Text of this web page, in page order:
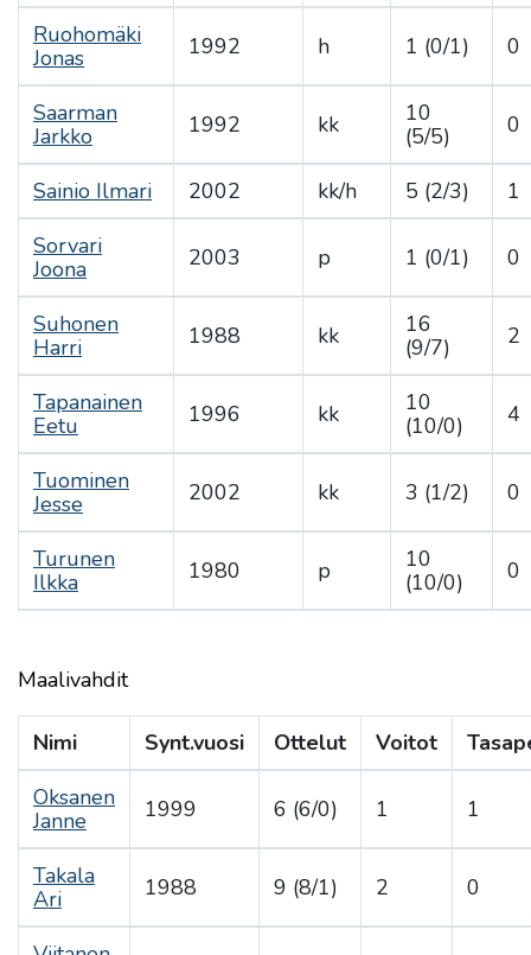
Ruohomäki
Jonas
1992 h 1 (0/1) 0
Saarman
Jarkko
1992 kk
10
(5/5)
0
Sainio Ilmari 2002 kk/h 5 (2/3)
1
Sorvari
Joona
2003 p 1 (0/1) 0
Suhonen
Harri
1988 kk
16
(9/7)
2
Tapanainen
Eetu
1996 kk
10
(10/0)
4
Tuominen
Jesse
2002 kk 3 (1/2) 0
Turunen
Ilkka
1980 p
10
(10/0)
0
Maalivahdit
Nimi Synt.vuosi Ottelut Voitot
Oksanen
Janne
1999 6 (6/0) 1 1
Takala
Ari
1988 9 (8/1) 2 0